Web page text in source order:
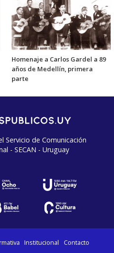
Homenaje a Carlos Gardel a 89
años de Medellín, primera
parte
Servicio de Comunicación
- SECAN - Uruguay
Institucional Contacto